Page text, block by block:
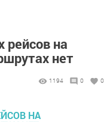
на
нет
1194 0 0